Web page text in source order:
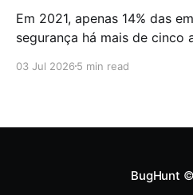
Em 2021, apenas 14% das
segurança há mais de cinco
para que a maioria do
histórica conduzida pela
03 Jul 2026 5 min read
BugHunt